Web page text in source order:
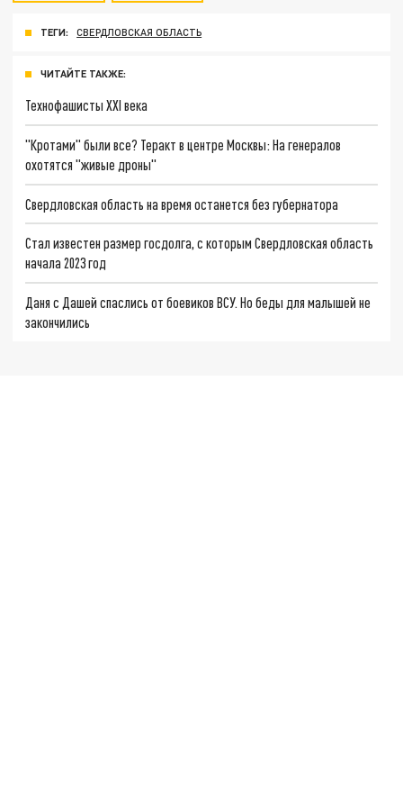
ТЕГИ: СВЕРДЛОВСКАЯ ОБЛАСТЬ
ЧИТАЙТЕ ТАКЖЕ:
Технофашисты XXI века
"Кротами" были все? Теракт в центре Москвы: На генералов
охотятся "живые дроны"
Свердловская область на время останется без губернатора
Стал известен размер госдолга, с которым Свердловская область
начала 2023 год
Даня с Дашей спаслись от боевиков ВСУ. Но беды для малышей не
закончились